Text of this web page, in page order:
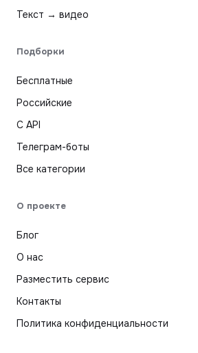
Текст → видео
Подборки
Бесплатные
Российские
С API
Телеграм-боты
Все категории
О проекте
Блог
О нас
Разместить сервис
Контакты
Политика конфиденциальности